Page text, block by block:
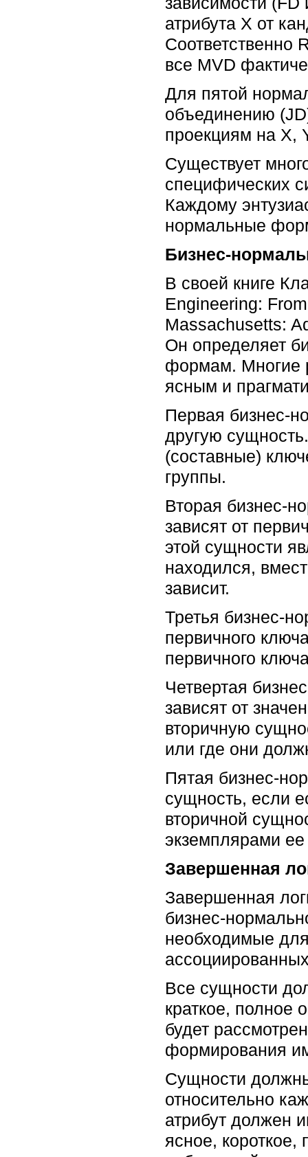
атрибута X от
Соответственно
все MVD
Для пятой
объединению
проекциям на X,
Существует
специфических
Каждому
нормальные
Бизнес-
В своей книге
Engineering:
Massachusetts:
Он определяет
формам. Многие
ясным и
Первая бизнес-
другую
(составные)
группы.
Вторая бизнес-
зависят от
этой сущности
находился,
зависит.
Третья бизнес-
первичного
первичного
Четвертая
зависят от
вторичную
или где они
Пятая бизнес-
сущность, если
вторичной
экземплярами
Завершенная
Завершенная
бизнес-
необходимые
Все сущности
краткое, полное
будет
формирования
Сущности
относительно
атрибут должен
ясное,